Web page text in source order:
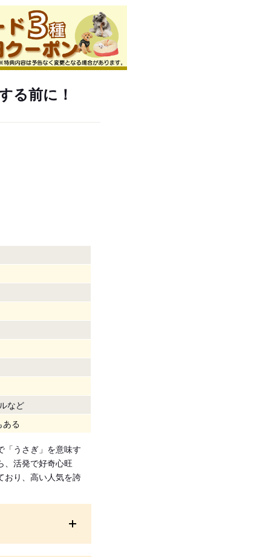
る前に！
など
ある
「うさぎ」を意味す
、活発で好奇心旺
おり、高い人気を誇